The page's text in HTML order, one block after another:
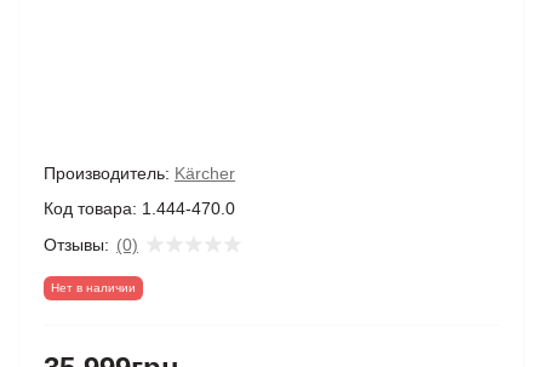
Производитель: Kärcher
Код товара: 1.444-470.0
Отзывы: (0)
Нет в наличии